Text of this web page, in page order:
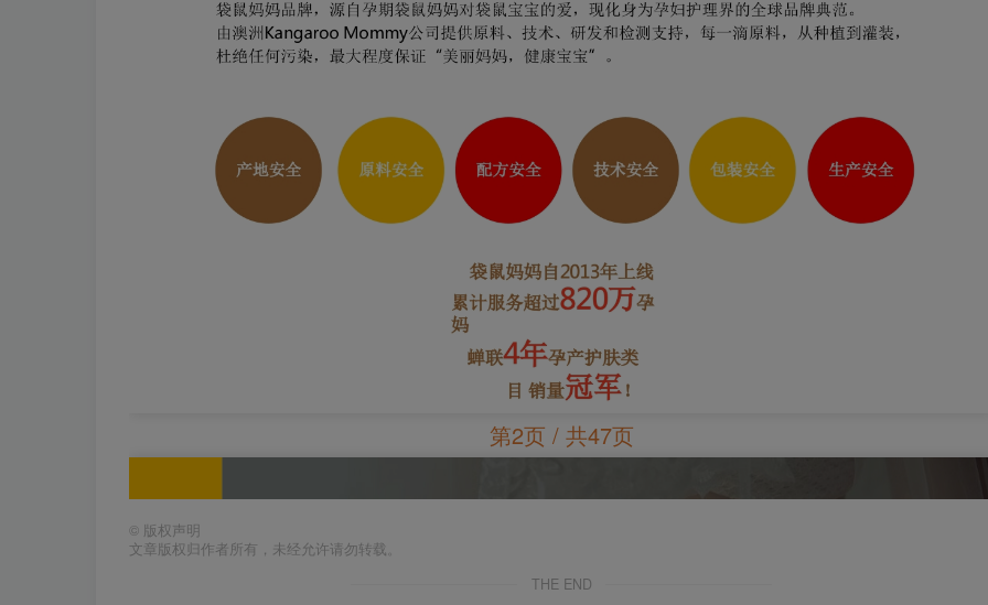
第2页 / 共47页
© 版权声明
文章版权归作者所有，未经允许请勿转载。
THE END